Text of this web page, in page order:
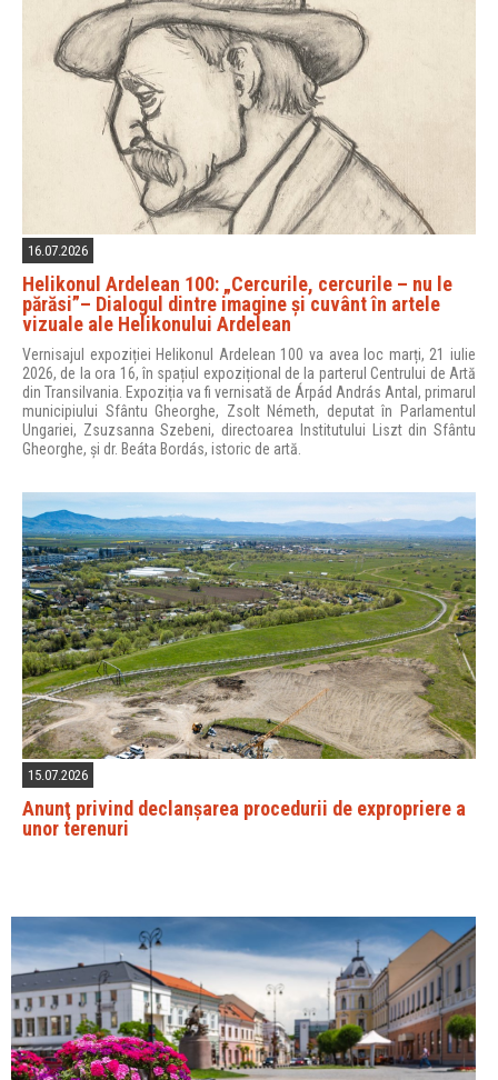
16.07.2026
Helikonul Ardelean 100: „Cercurile, cercurile – nu le
părăsi”– Dialogul dintre imagine și cuvânt în artele
vizuale ale Helikonului Ardelean
Vernisajul expoziției Helikonul Ardelean 100 va avea loc marți, 21 iulie
2026, de la ora 16, în spațiul expozițional de la parterul Centrului de Artă
din Transilvania. Expoziția va fi vernisată de Árpád András Antal, primarul
municipiului Sfântu Gheorghe, Zsolt Németh, deputat în Parlamentul
Ungariei, Zsuzsanna Szebeni, directoarea Institutului Liszt din Sfântu
Gheorghe, și dr. Beáta Bordás, istoric de artă.
15.07.2026
Anunţ privind declanșarea procedurii de expropriere a
unor terenuri